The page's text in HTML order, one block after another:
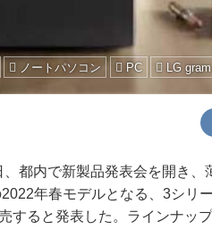
ノートパソコン PC LG gram
都内で新製品発表会を開き、
年春モデルとなる、3シリ
すると発表した。ラインナッ